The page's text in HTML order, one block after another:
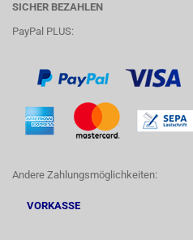
SICHER BEZAHLEN
PayPal PLUS:
Andere Zahlungsmöglichkeiten:
VORKASSE